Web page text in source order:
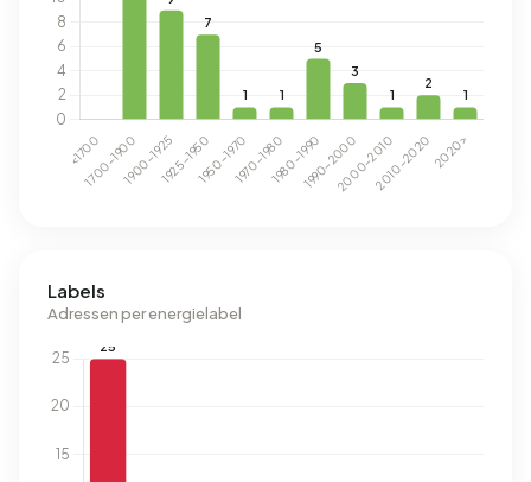
Labels
Adressen per energielabel